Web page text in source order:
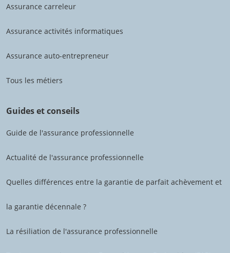
Assurance carreleur
Assurance activités informatiques
Assurance auto-entrepreneur
Tous les métiers
Guides et conseils
Guide de l'assurance professionnelle
Actualité de l'assurance professionnelle
Quelles différences entre la garantie de parfait achèvement et
la garantie décennale ?
La résiliation de l'assurance professionnelle